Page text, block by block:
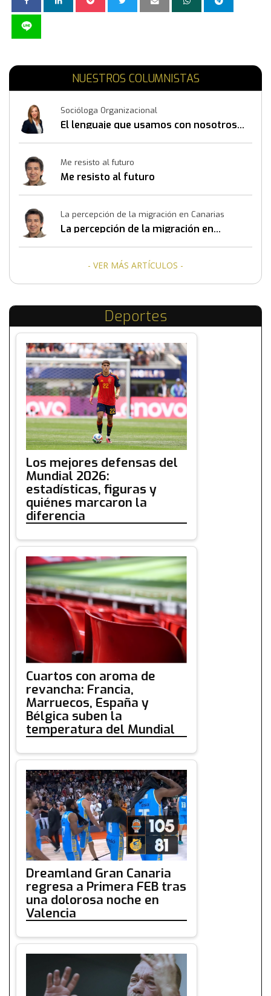
NUESTROS COLUMNISTAS
Socióloga Organizacional
El lenguaje que usamos con nosotros
Me resisto al futuro
Me resisto al futuro
La percepción de la migración en Canarias
La percepción de la migración en
- VER MÁS ARTÍCULOS -
Deportes
Los mejores defensas del
Mundial 2026:
estadísticas, figuras y
quiénes marcaron la
diferencia
Cuartos con aroma de
revancha: Francia,
Marruecos, España y
Bélgica suben la
temperatura del Mundial
Dreamland Gran Canaria
regresa a Primera FEB tras
una dolorosa noche en
Valencia